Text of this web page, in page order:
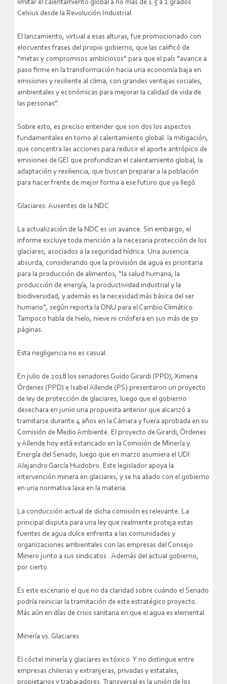
limitar el calentamiento global a no más de 1.5 a 2 grados
Celsius desde la Revolución Industrial.
El lanzamiento, virtual a esas alturas, fue promocionado con
elocuentes frases del propio gobierno, que las calificó de
“metas y compromisos ambiciosos” para que el país “avance a
paso firme en la transformación hacia una economía baja en
emisiones y resiliente al clima, con grandes ventajas sociales,
ambientales y económicas para mejorar la calidad de vida de
las personas”.
Sobre esto, es preciso entender que son dos los aspectos
fundamentales en torno al calentamiento global: la mitigación,
que concentra las acciones para reducir el aporte antrópico de
emisiones de GEI que profundizan el calentamiento global; la
adaptación y resiliencia, que buscan preparar a la población
para hacer frente de mejor forma a ese futuro que ya llegó.
Glaciares: Ausentes de la NDC
La actualización de la NDC es un avance. Sin embargo, el
informe excluye toda mención a la necesaria protección de los
glaciares, asociados a la seguridad hídrica. Una ausencia
absurda, considerando que la provisión de agua es prioritaria
para la producción de alimentos, “la salud humana, la
producción de energía, la productividad industrial y la
biodiversidad, y además es la necesidad más básica del ser
humano”, según reporta la ONU para el Cambio Climático.
Tampoco habla de hielo, nieve ni criósfera en sus más de 50
páginas.
Esta negligencia no es casual.
En julio de 2018 los senadores Guido Girardi (PPD), Ximena
Órdenes (PPD) e Isabel Allende (PS) presentaron un proyecto
de ley de protección de glaciares, luego que el gobierno
desechara en junio una propuesta anterior que alcanzó a
tramitarse durante 4 años en la Cámara y fuera aprobada en su
Comisión de Medio Ambiente. El proyecto de Girardi, Órdenes
y Allende hoy está estancado en la Comisión de Minería y
Energía del Senado, luego que en marzo asumiera el UDI
Alejandro García Huidobro. Este legislador apoya la
intervención minera en glaciares, y se ha aliado con el gobierno
en una normativa laxa en la materia.
La conducción actual de dicha comisión es relevante. La
principal disputa para una ley que realmente proteja estas
fuentes de agua dulce enfrenta a las comunidades y
organizaciones ambientales con las empresas del Consejo
Minero junto a sus sindicatos . Además del actual gobierno,
por cierto.
Es este escenario el que no da claridad sobre cuándo el Senado
podría reiniciar la tramitación de este estratégico proyecto.
Más aún en días de crisis sanitaria en que el agua es elemental.
Minería vs. Glaciares
El cóctel minería y glaciares es tóxico. Y no distingue entre
empresas chilenas y extranjeras, privadas y estatales,
propietarios y trabajadores. Transversal es la unión de los